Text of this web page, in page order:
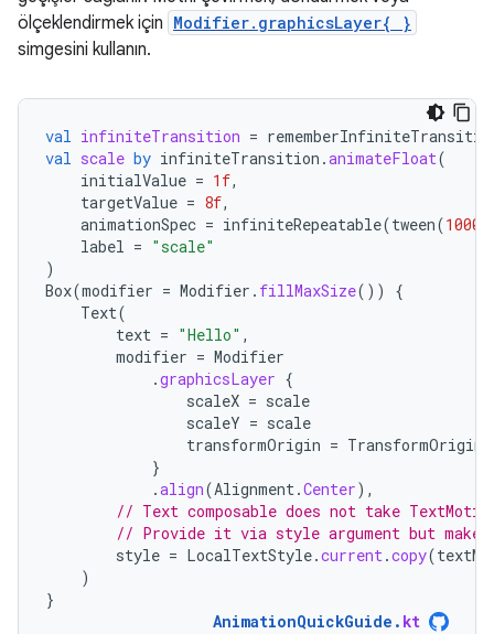
ölçeklendirmek için Modifier.graphicsLayer{ }
simgesini kullanın.
val infiniteTransition =
val scale by infiniteTransition .animateFloat(
initialValue = 1f,
targetValue = 8f,
animationSpec = infiniteRepeatable(tween(1000
label = "scale"
)
Box(modifier = Modifier . fillMaxSize())
{
Text(
text = "Hello" ,
modifier = Modifier
.graphicsLayer {
scaleX = scale
scaleY = scale
transformOrigin = TransformOrigin
}
.align(Alignment.Center),
// Text composable does not take
// Provide it via style argument but make
style = LocalTextStyle.current.copy(
)
}
AnimationQuickGuide . kt